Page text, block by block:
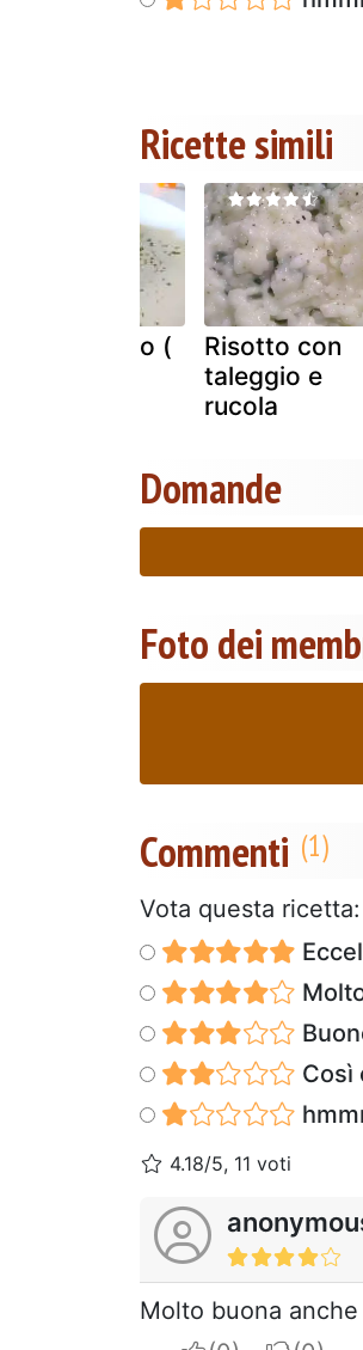
Ricette simili
de go (
Risotto con
taleggio e
rucola
Domande
Foto dei
Commenti
Vota questa ricetta:
Così
4.18/5, 11 voti
Molto buona